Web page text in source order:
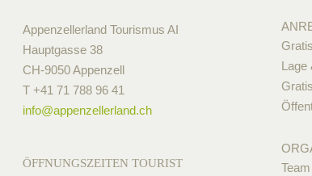
Appenzellerland Tourismus AI
Hauptgasse 38
CH-9050 Appenzell
T +41 71 788 96 41
info@appenzellerland.ch
ÖFFNUNGSZEITEN TOURIST
Lage
Team